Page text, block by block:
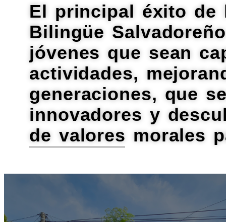
El principal éxito de
Bilingüe
jóvenes que sean
actividades,
generaciones, que
innovadores y
de valores morales